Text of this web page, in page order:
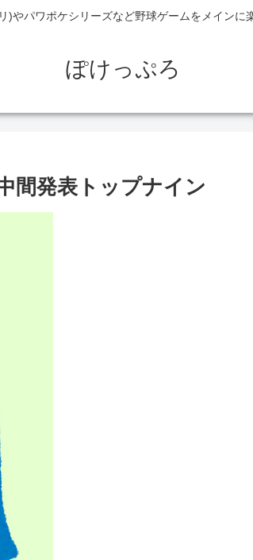
)やパワポケシリーズなど野球ゲームをメインに
ぽけっぷろ
間発表トップナイン